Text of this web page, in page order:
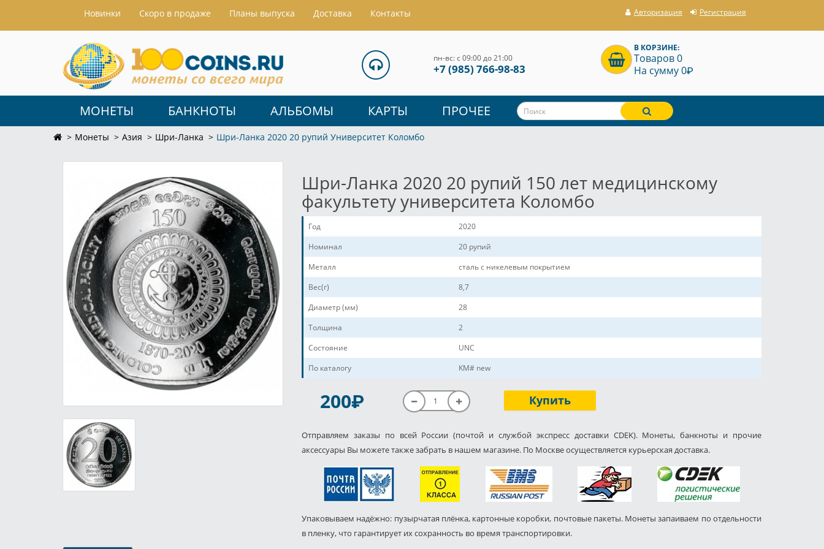
Hовинки Скоро в продаже Планы выпуска Доставка Контакты Авторизация Регистрация
пн-вс: с 09:00 до 21:00
+7 (985) 766-98-83
В КОРЗИНЕ:
Товаров 0
На сумму 0P
МОНЕТЫ БАНКНОТЫ АЛЬБОМЫ КАРТЫ ПРОЧЕЕ
Монеты Азия Шри-Ланка Шри-Ланка 2020 20 рупий Университет Коломбо
Шри-Ланка 2020 20 рупий 150 лет медицинскому
факультету университета Коломбо
Год
2020
Номинал
20 рупий
Металл
сталь с никелевым покрытием
Вес(г)
8,7
Диаметр (мм)
28
Толщина
2
Состояние
UNC
По каталогу
KM# new
200P Купить
Отправляем заказы по всей России (почтой и службой экспресс доставки CDEK). Монеты, банкноты и прочие
аксессуары Вы можете также забрать в нашем магазине. По Москве осуществляется курьерская доставка.
Упаковываем надёжно: пузырчатая плёнка, картонные коробки, почтовые пакеты. Монеты запаиваем по отдельности
в пленку, что гарантирует их сохранность во время транспортировки.